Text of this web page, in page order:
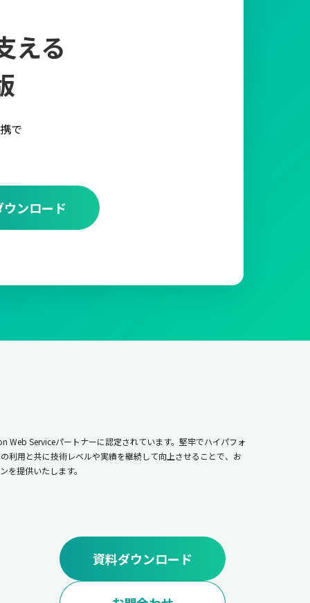
える
で
ウンロード
Web Serviceパートナーに認定されています。堅牢でハイパフォ
利用と共に技術レベルや実績を継続して向上させることで、お
を提供いたします。
資料ダウンロード